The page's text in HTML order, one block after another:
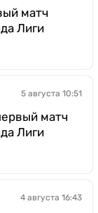
матч
Лиги
5 августа 10:51
матч
Лиги
4 августа 16:43